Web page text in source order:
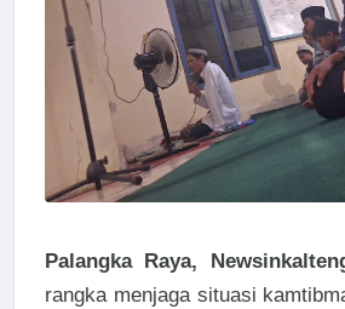
Palangka Raya,
rangka menjaga situasi